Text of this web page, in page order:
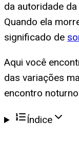
da autoridade
Quando ela
significado de
Aqui você
das variações
encontro
Índice